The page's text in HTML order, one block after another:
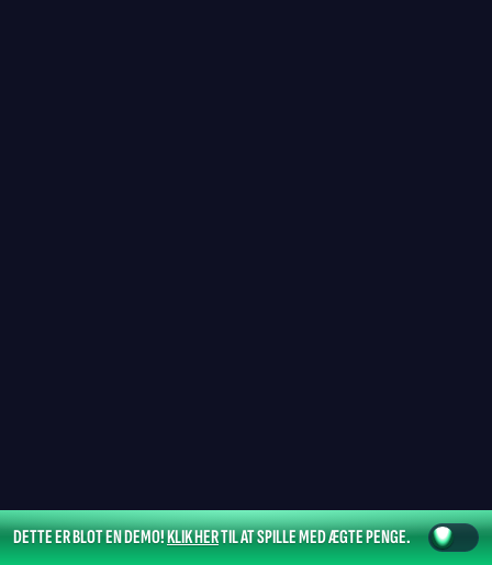
DETTE ER BLOT EN DEMO!KLIK HERTIL AT SPILLE MED ÆGTE PENGE.